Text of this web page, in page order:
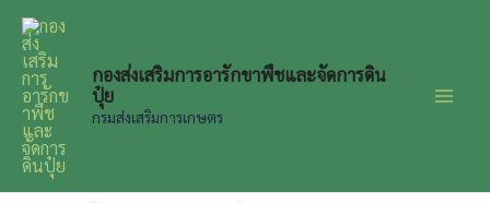
Skip
content
กองส่งเสริมการอารักขาพืชและจัดการดิน
ปุ๋ย
กรมส่งเสริมการเกษตร